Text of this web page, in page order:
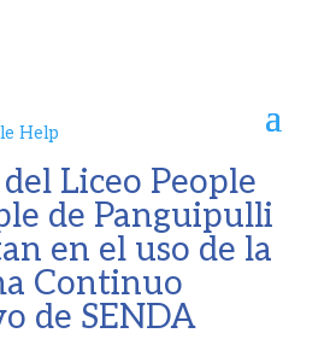
Liceo People
de Panguipulli
en el uso de la
Continuo
de SENDA